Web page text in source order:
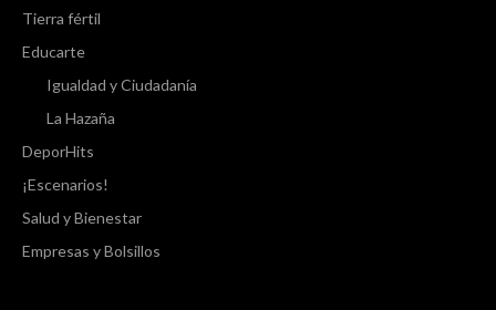
Tierra fértil
Educarte
Igualdad y Ciudadanía
La Hazaña
DeporHits
¡Escenarios!
Salud y Bienestar
Empresas y Bolsillos